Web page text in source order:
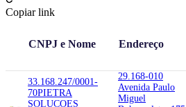
Copiar link
CNPJ e Nome Endereço
33.168.247/0001-
70PIETRA
SOLUCOES
29.168-010
Avenida Paulo
Miguel